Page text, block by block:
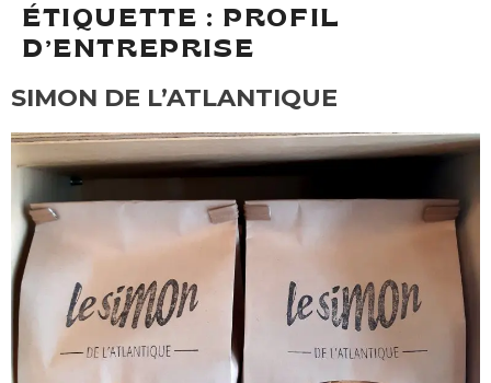
ÉTIQUETTE : PROFIL
D’ENTREPRISE
SIMON DE L’ATLANTIQUE